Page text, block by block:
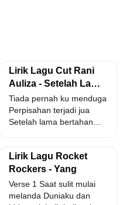
Lirik Lagu Cut Rani
Auliza - Setelah Lama
Bertahan
Tiada pernah ku menduga
Perpisahan terjadi jua
Setelah lama bertahan
saja...
Lirik Lagu Rocket
Rockers - Yang
Verse 1 Saat sulit mulai
melanda Duniaku dan